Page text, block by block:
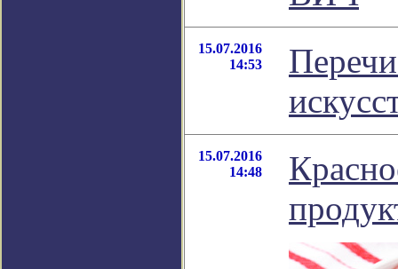
15.07.2016
14:53
15.07.2016
14:48